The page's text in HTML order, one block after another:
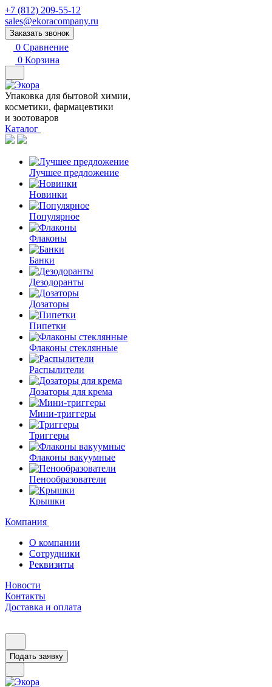
+7 (812) 209-55-12
sales@ekoracompany.ru
Заказать звонок
0 Сравнение
0 Корзина
Упаковка для бытовой химии,
косметики, фармацевтики
и зоотоваров
Каталог
Лучшее предложение
Новинки
Популярное
Флаконы
Банки
Дезодоранты
Дозаторы
Пипетки
Флаконы стеклянные
Распылители
Дозаторы для крема
Мини-триггеры
Триггеры
Флаконы вакуумные
Пенообразователи
Крышки
Компания
О компании
Сотрудники
Реквизиты
Новости
Контакты
Доставка и оплата
Подать заявку